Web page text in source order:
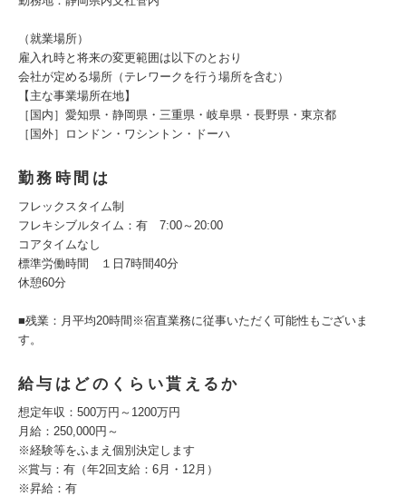
（就業場所）
雇入れ時と将来の変更範囲は以下のとおり
会社が定める場所（テレワークを行う場所を含む）
【主な事業場所在地】
［国内］愛知県・静岡県・三重県・岐阜県・長野県・東京都
［国外］ロンドン・ワシントン・ドーハ
勤務時間は
フレックスタイム制
フレキシブルタイム：有 7:00～20:00
コアタイムなし
標準労働時間 １日7時間40分
休憩60分
■残業：月平均20時間※宿直業務に従事いただく可能性もございま
す。
給与はどのくらい貰えるか
想定年収：500万円～1200万円
月給：250,000円～
※経験等をふまえ個別決定します
※賞与：有（年2回支給：6月・12月）
※昇給：有